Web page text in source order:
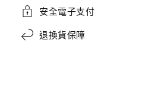
安全電子支付
退換貨保障